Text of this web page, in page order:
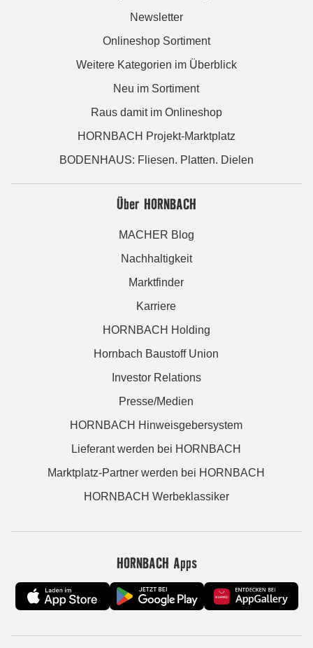
Newsletter
Onlineshop Sortiment
Weitere Kategorien im Überblick
Neu im Sortiment
Raus damit im Onlineshop
HORNBACH Projekt-Marktplatz
BODENHAUS: Fliesen. Platten. Dielen
Über HORNBACH
MACHER Blog
Nachhaltigkeit
Marktfinder
Karriere
HORNBACH Holding
Hornbach Baustoff Union
Investor Relations
Presse/Medien
HORNBACH Hinweisgebersystem
Lieferant werden bei HORNBACH
Marktplatz-Partner werden bei HORNBACH
HORNBACH Werbeklassiker
HORNBACH Apps